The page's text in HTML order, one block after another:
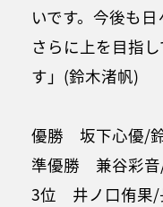
いです。今後も日
さらに上を目指
す」(鈴木渚帆)
優勝 坂下心優/
準優勝 兼谷彩音
3位 井ノ口侑果/